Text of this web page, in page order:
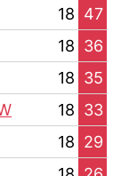
18 47
18 36
18 35
18 33
18 29